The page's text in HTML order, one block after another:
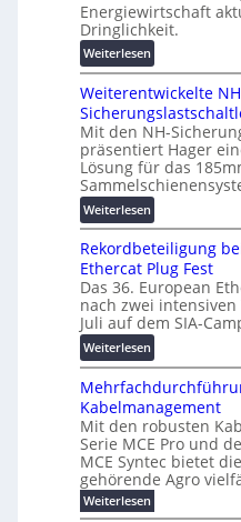
e
n
g
i
t
a
l
e
T
r
a
n
s
p
a
r
e
n
z
e
n
b
u
:
F
o
r
s
c
h
u
g
s
f
ö
e
r
u
n
g
Energiewirtschaft
Dringlichkeit.
Weiterlesen:
V
o
l
t
a
-
X
2
0
2
7
w
i
r
d
z
u
m
E
n
e
r
g
Weiterentwickelte
Mit den NH-
präsentiert Hager
Lösung für das
Weiterlesen:
W
e
i
t
e
r
e
n
t
w
i
c
k
e
l
Rekordbeteiligung
Ethercat Plug Fest
Das 36. European
nach zwei
Juli auf dem SIA-
Weiterlesen:
R
e
k
o
r
d
b
e
Kabelmanagement
Mit den robusten
Serie MCE Pro und
MCE Syntec bietet
gehörende Agro
Weiterlesen:
M